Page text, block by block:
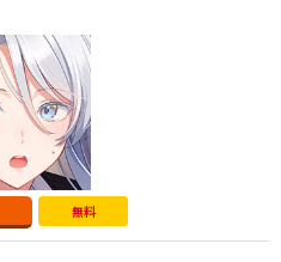
無料